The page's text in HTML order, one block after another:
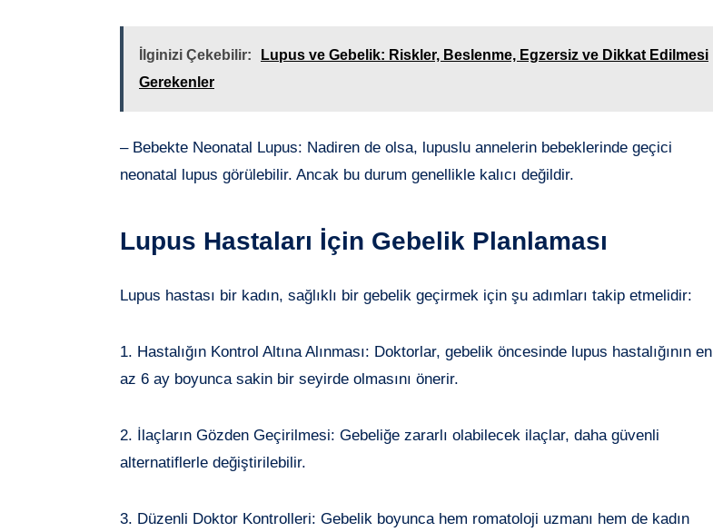
İlginizi Çekebilir:
Lupus ve Gebelik: Riskler, Beslenme, Egzersiz ve Dikkat Edilmesi
Gerekenler
– Bebekte Neonatal Lupus: Nadiren de olsa, lupuslu annelerin bebeklerinde geçici
neonatal lupus görülebilir. Ancak bu durum genellikle kalıcı değildir.
Lupus Hastaları İçin Gebelik Planlaması
Lupus hastası bir kadın, sağlıklı bir gebelik geçirmek için şu adımları takip etmelidir:
1. Hastalığın Kontrol Altına Alınması: Doktorlar, gebelik öncesinde lupus hastalığının en
az 6 ay boyunca sakin bir seyirde olmasını önerir.
2. İlaçların Gözden Geçirilmesi: Gebeliğe zararlı olabilecek ilaçlar, daha güvenli
alternatiflerle değiştirilebilir.
3. Düzenli Doktor Kontrolleri: Gebelik boyunca hem romatoloji uzmanı hem de kadın